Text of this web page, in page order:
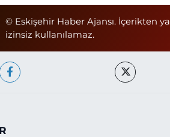
© Eskişehir Haber Ajansı. İçerikten
izinsiz kullanılamaz.